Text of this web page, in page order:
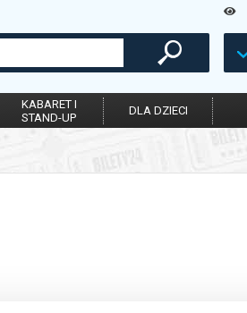
KABARET I
STAND-UP
DLA DZIECI